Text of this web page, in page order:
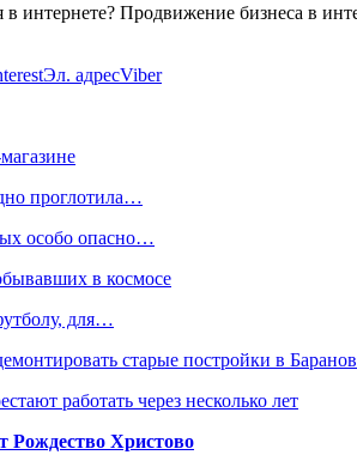
в интернете? Продвижение бизнеса в
Эл. адресViber
проглотила…
особо опасно…
в космосе
для…
старые постройки в
работать через несколько лет
Рождество Христово